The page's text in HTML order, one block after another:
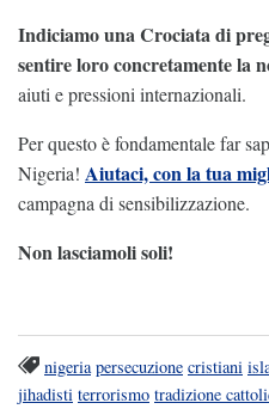
Indiciamo una Crociata di
sentire loro concretamente la
aiuti e pressioni internazionali.
Per questo è fondamentale far
Nigeria! Aiutaci, con la tua
campagna di sensibilizzazione.
Non lasciamoli soli!
nigeria persecuzione cristiani
jihadisti terrorismo tradizione